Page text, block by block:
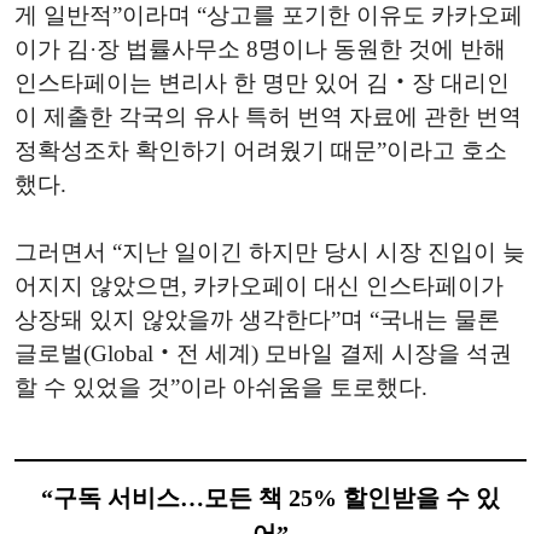
게 일반적”이라며 “상고를 포기한 이유도 카카오페
이가 김·장 법률사무소 8명이나 동원한 것에 반해
인스타페이는 변리사 한 명만 있어 김‧장 대리인
이 제출한 각국의 유사 특허 번역 자료에 관한 번역
정확성조차 확인하기 어려웠기 때문”이라고 호소
했다.
그러면서 “지난 일이긴 하지만 당시 시장 진입이 늦
어지지 않았으면, 카카오페이 대신 인스타페이가
상장돼 있지 않았을까 생각한다”며 “국내는 물론
글로벌(Global‧전 세계) 모바일 결제 시장을 석권
할 수 있었을 것”이라 아쉬움을 토로했다.
“구독 서비스…모든 책 25% 할인받을 수 있